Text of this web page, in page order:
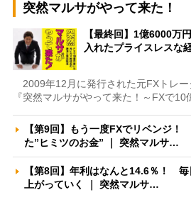
突然マルサがやって来た！
【最終回】1億6000万
入れたプライスレスな
2009年12月に発行された元FXトレ
『突然マルサがやって来た！～FXで
【第9回】もう一度FXでリベンジ
た”ヒミツのお金” ｜ 突然マルサ…
【第8回】年利はなんと14.6％！
上がっていく ｜ 突然マルサ…